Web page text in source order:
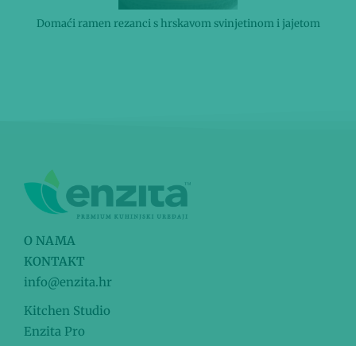
Domaći ramen rezanci s hrskavom svinjetinom i jajetom
O NAMA
KONTAKT
info@enzita.hr
Kitchen Studio
Enzita Pro